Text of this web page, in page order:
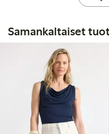
Samankaltaiset